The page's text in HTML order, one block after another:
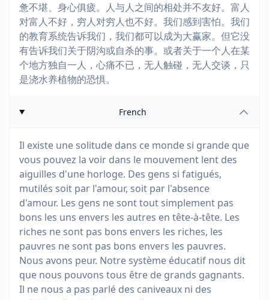
惫不堪、身心俱疲。人与人之间的相处并不友好。富人
对富人不好，穷人对穷人也不好。我们感到害怕。我们
的教育系统告诉我们，我们都可以成为大赢家。但它没
有告诉我们关于阴沟或自杀的事。或者关于一个人在某
个地方独自一人，心痛不已，无人触碰，无人交谈，只
是浇水养植物的恐惧。
French
Il existe une solitude dans ce monde si grande que
vous pouvez la voir dans le mouvement lent des
aiguilles d'une horloge. Des gens si fatigués,
mutilés soit par l'amour, soit par l'absence
d'amour. Les gens ne sont tout simplement pas
bons les uns envers les autres en tête-à-tête. Les
riches ne sont pas bons envers les riches, les
pauvres ne sont pas bons envers les pauvres.
Nous avons peur. Notre système éducatif nous dit
que nous pouvons tous être de grands gagnants.
Il ne nous a pas parlé des caniveaux ni des